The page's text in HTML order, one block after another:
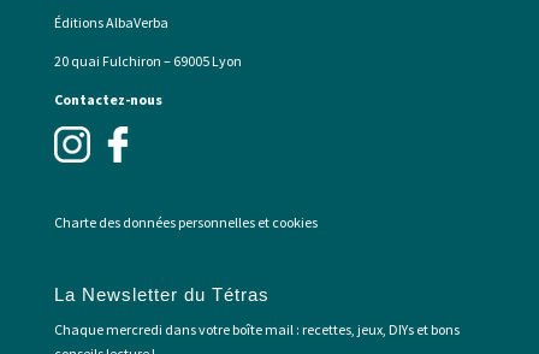
Éditions AlbaVerba
20 quai Fulchiron – 69005 Lyon
Contactez-nous
Charte des données personnelles et cookies
La Newsletter du Tétras
Chaque mercredi dans votre boîte mail : recettes, jeux, DIYs et bons